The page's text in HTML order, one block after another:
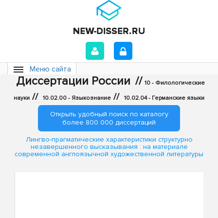
Меню сайта
Диссертации России // 10 - Филологические
науки // 10.02.00 - Языкознание // 10.02.04 - Германские языки
Открыть удобный поиск по каталогу
более 800 000 диссертаций
Лингво-прагматические характеристики структурно
незавершенного высказывания : на материале
современной англоязычной художественной литературы